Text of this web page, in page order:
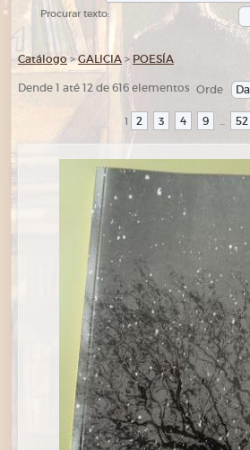
Procurar texto:
Catálogo >GALICIA > POESÍA
Dende 1 até 12 de 616 elementos Orde
1 2 3 4 9 ... 52